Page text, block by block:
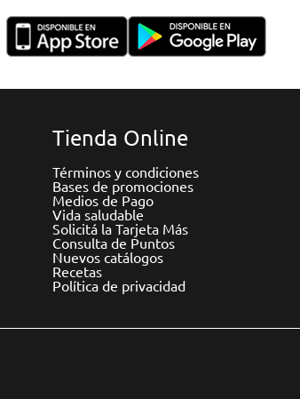
Tienda Online
Términos y condiciones
Bases de promociones
Medios de Pago
Vida saludable
Solicitá la Tarjeta Más
Consulta de Puntos
Nuevos catálogos
Recetas
Política de privacidad